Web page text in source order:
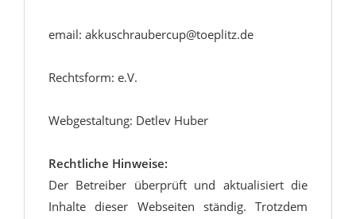
email: akkuschraubercup@toeplitz.de
Rechtsform: e.V.
Webgestaltung: Detlev Huber
Rechtliche Hinweise:
Der Betreiber überprüft und aktualisiert die
Inhalte dieser Webseiten ständig. Trotzdem